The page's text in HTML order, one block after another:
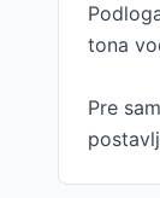
tona
Pre